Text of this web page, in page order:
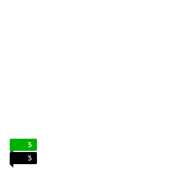
3
3